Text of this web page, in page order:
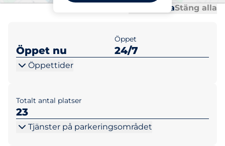
Öppna allaStäng alla
Öppet nu
Öppet
24/7
Öppettider
Totalt antal platser
23
Tjänster på parkeringsområdet